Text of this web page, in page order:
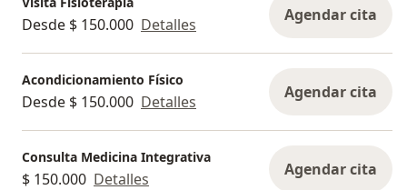
Desde $ 150.000 Detalles Agendar cita
Acondicionamiento Físico
Desde $ 150.000 Detalles Agendar cita
Consulta Medicina Integrativa
$ 150.000 Detalles Agendar cita